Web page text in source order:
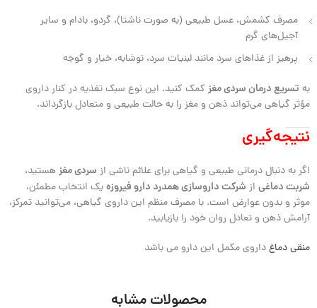
مصرف کشمش، عسل طبیعی (به صورت ناشتا)، گردو، بادام و سایر
آجیل‌های گرم
پرهیز از غذاهای سرد مانند لبنیات سرد، نوشابه، خیار و گوجه
به تسریع درمان سردی مغز کمک کنید. این نوع سبک تغذیه در کنار داروی
مؤثر گیاهی می‌تواند ذهن و مغز را به حالت طبیعی و متعادل بازگرداند.
نتیجه‌گیری
اگر به دنبال درمانی طبیعی و گیاهی برای علائم ناشی از سردی مغز هستید،
شربت دماغی از شرکت داروسازی همدرد دارو فیروزهیک انتخاب مطمئن،
موثر و بدون عوارض است. با مصرف منظم این داروی گیاهی، می‌توانید تمرکز،
آرامش ذهن و تعادل روان خود را بازیابید.
منقی دماغداروی مکمل این دارو می باشد
محصولات مشابه